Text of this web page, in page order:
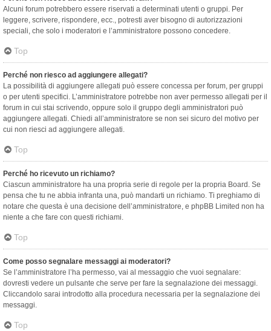
Alcuni forum potrebbero essere riservati a determinati utenti o gruppi. Per
leggere, scrivere, rispondere, ecc., potresti aver bisogno di autorizzazioni
speciali, che solo i moderatori e l’amministratore possono concedere.
Top
Perché non riesco ad aggiungere allegati?
La possibilità di aggiungere allegati può essere concessa per forum, per gruppi
o per utenti specifici. L’amministratore potrebbe non aver permesso allegati per il
forum in cui stai scrivendo, oppure solo il gruppo degli amministratori può
aggiungere allegati. Chiedi all’amministratore se non sei sicuro del motivo per
cui non riesci ad aggiungere allegati.
Top
Perché ho ricevuto un richiamo?
Ciascun amministratore ha una propria serie di regole per la propria Board. Se
pensa che tu ne abbia infranta una, può mandarti un richiamo. Ti preghiamo di
notare che questa è una decisione dell’amministratore, e phpBB Limited non ha
niente a che fare con questi richiami.
Top
Come posso segnalare messaggi ai moderatori?
Se l’amministratore l’ha permesso, vai al messaggio che vuoi segnalare:
dovresti vedere un pulsante che serve per fare la segnalazione dei messaggi.
Cliccandolo sarai introdotto alla procedura necessaria per la segnalazione dei
messaggi.
Top